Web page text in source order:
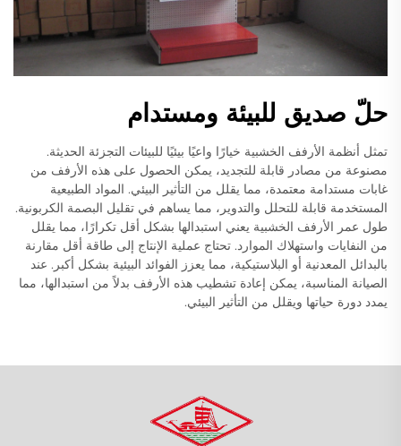
حلّ صديق للبيئة ومستدام
تمثل أنظمة الأرفف الخشبية خيارًا واعيًا بيئيًا للبيئات التجزئة الحديثة.
مصنوعة من مصادر قابلة للتجديد، يمكن الحصول على هذه الأرفف من
غابات مستدامة معتمدة، مما يقلل من التأثير البيئي. المواد الطبيعية
المستخدمة قابلة للتحلل والتدوير، مما يساهم في تقليل البصمة الكربونية.
طول عمر الأرفف الخشبية يعني استبدالها بشكل أقل تكرارًا، مما يقلل
من النفايات واستهلاك الموارد. تحتاج عملية الإنتاج إلى طاقة أقل مقارنة
بالبدائل المعدنية أو البلاستيكية، مما يعزز الفوائد البيئية بشكل أكبر. عند
الصيانة المناسبة، يمكن إعادة تشطيب هذه الأرفف بدلاً من استبدالها، مما
يمدد دورة حياتها ويقلل من التأثير البيئي.